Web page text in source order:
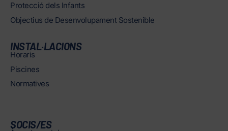
Protecció dels Infants
Objectius de Desenvolupament Sostenible
INSTAL·LACIONS
Horaris
Piscines
Normatives
SOCIS/ES